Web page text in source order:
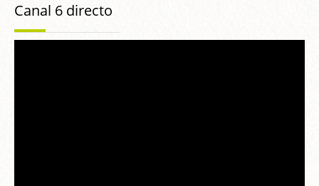
Programas emitidos
Canal 6 directo